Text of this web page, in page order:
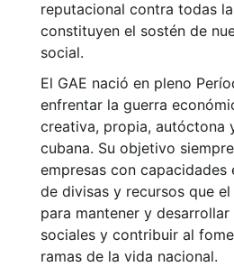
reputacional contra todas
constituyen el sostén de
social.
El GAE nació en pleno
enfrentar la guerra
creativa, propia, autóctona
cubana. Su objetivo
empresas con capacidades
de divisas y recursos que
para mantener y
sociales y contribuir al
ramas de la vida nacional.